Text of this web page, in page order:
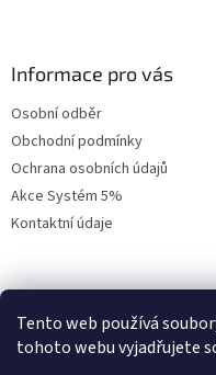
Tento web používá
tohoto webu vyjadřujete
Informace pro vás
Osobní odběr
Obchodní podmínky
Ochrana osobních údajů
Akce Systém 5%
Kontaktní údaje
E-mail